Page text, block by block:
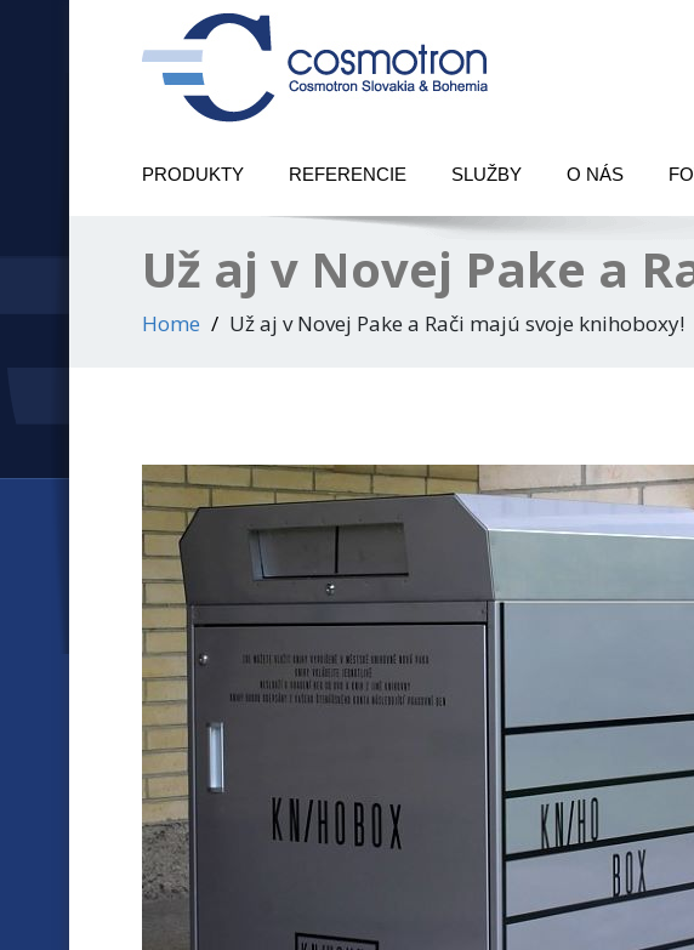
PRODUKTY REFERENCIE SLUŽBY O NÁS
Už aj v Novej Pake a
Home Už aj v Novej Pake a Rači majú svoje knihoboxy!